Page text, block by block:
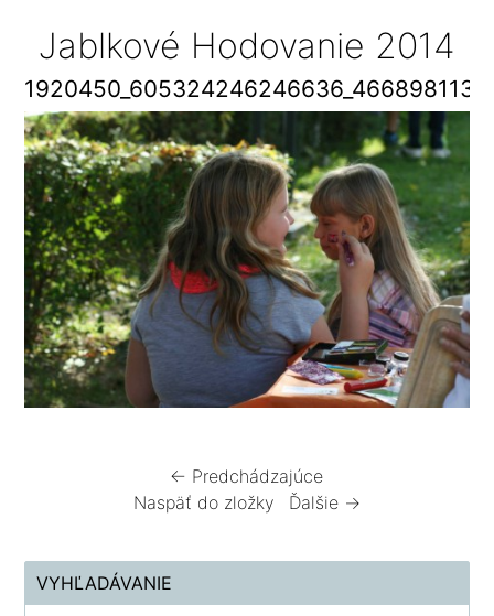
Jablkové Hodovanie 2014
← Predchádzajúce
Naspäť do zložky
Ďalšie →
VYHĽADÁVANIE